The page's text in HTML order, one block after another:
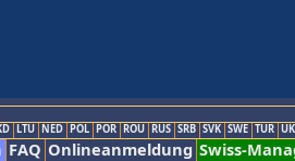
LTU NED POL POR ROU RUS SRB SVK SWE TUR
FAQ Onlineanmeldung Swiss-